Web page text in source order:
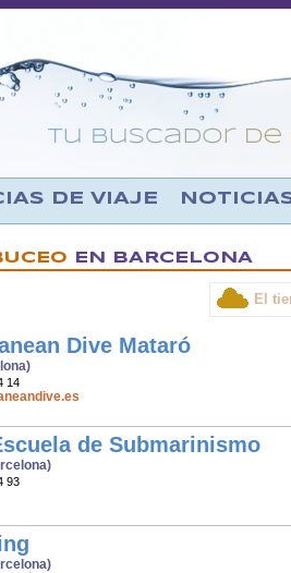
DE VIAJE
EN BARCELONA
El
Dive Mataró
14
de Submarinismo
93